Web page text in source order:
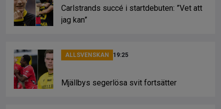
Carlstrands succé i startdebuten: ”Vet att
jag kan”
ALLSVENSKAN 19:25
Mjällbys segerlösa svit fortsätter